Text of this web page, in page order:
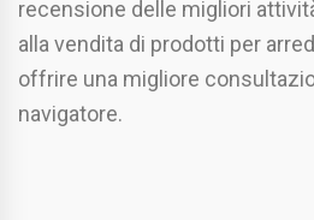
recensione delle migliori
alla vendita di prodotti per
offrire una migliore
navigatore.